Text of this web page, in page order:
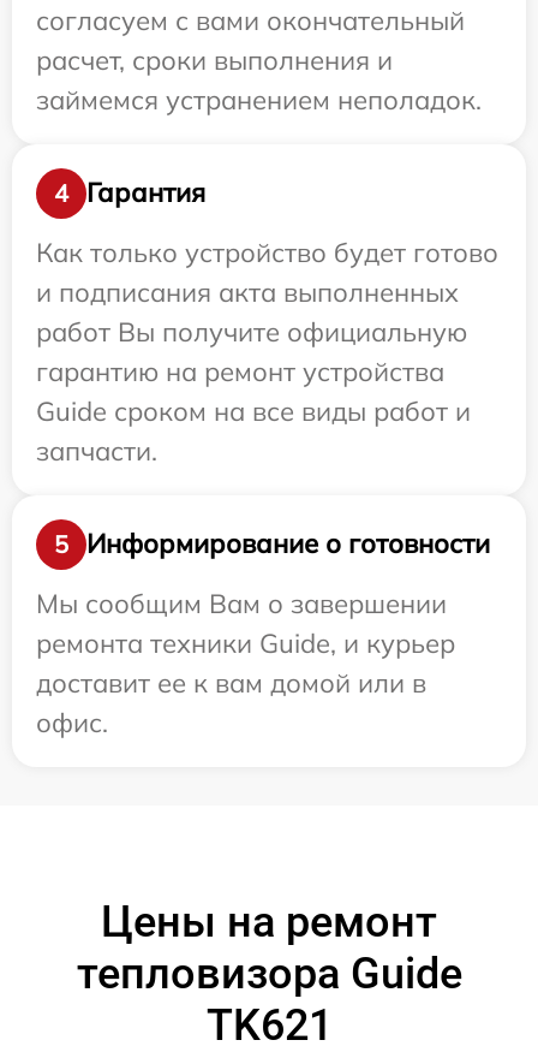
согласуем с вами окончательный
расчет, сроки выполнения и
займемся устранением неполадок.
4
Гарантия
Как только устройство будет готово
и подписания акта выполненных
работ Вы получите официальную
гарантию на ремонт устройства
Guide сроком на все виды работ и
запчасти.
5
Информирование о готовности
Мы сообщим Вам о завершении
ремонта техники Guide, и курьер
доставит ее к вам домой или в
офис.
Цены на ремонт
тепловизора Guide
TK621